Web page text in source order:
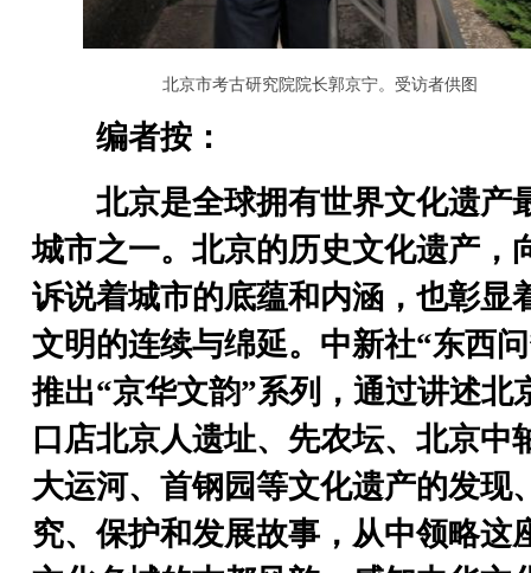
北京市考古研究院院长郭京宁。受访者供图
编者按：
北京是全球拥有世界文化遗产
城市之一。北京的历史文化遗产，
诉说着城市的底蕴和内涵，也彰显
文明的连续与绵延。中新社“东西
推出“京华文韵”系列，通过讲述北
口店北京人遗址、先农坛、北京中
大运河、首钢园等文化遗产的发现
究、保护和发展故事，从中领略这